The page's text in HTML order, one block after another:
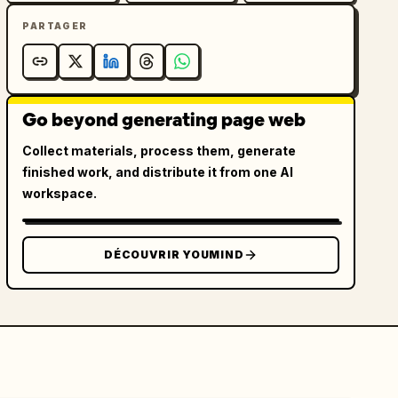
PARTAGER
Go beyond generating page web
Collect materials, process them, generate
finished work, and distribute it from one AI
workspace.
DÉCOUVRIR YOUMIND